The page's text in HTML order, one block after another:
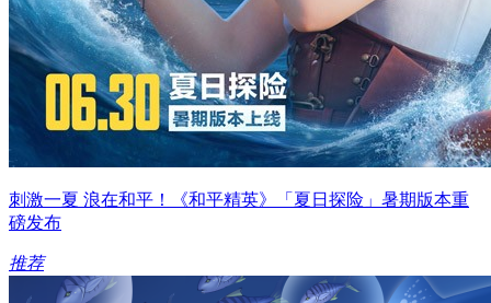
刺激一夏 浪在和平！《和平精英》「夏日探险」暑期版本重
磅发布
推荐